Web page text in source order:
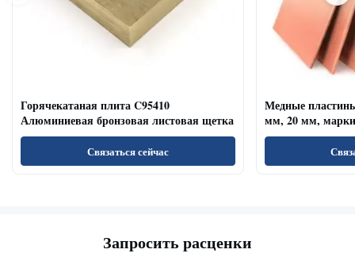
Горячекатаная плита C95410
Алюминиевая бронзовая листовая щетка
Связаться сейчас
Медные
мм, 20 мм, марки
4 х 8 футов
Запросить расценки